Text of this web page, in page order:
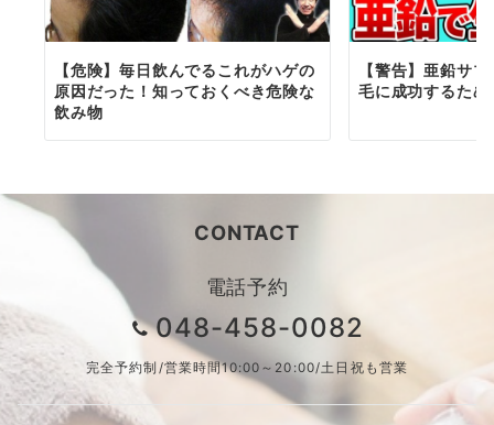
【危険】毎日飲んでるこれがハゲの
原因だった！知っておくべき危険な
飲み物
【警告】亜鉛サ
毛に成功するた
CONTACT
電話予約
048-458-0082
完全予約制/営業時間10:00～20:00/土日祝も営業